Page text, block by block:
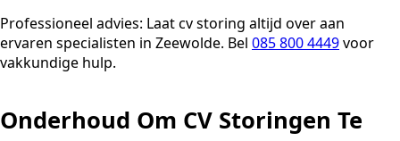
Professioneel advies: Laat cv storing altijd over aan
ervaren specialisten in Zeewolde. Bel 085 800 4449voor
vakkundige hulp.
Onderhoud Om CV Storingen Te